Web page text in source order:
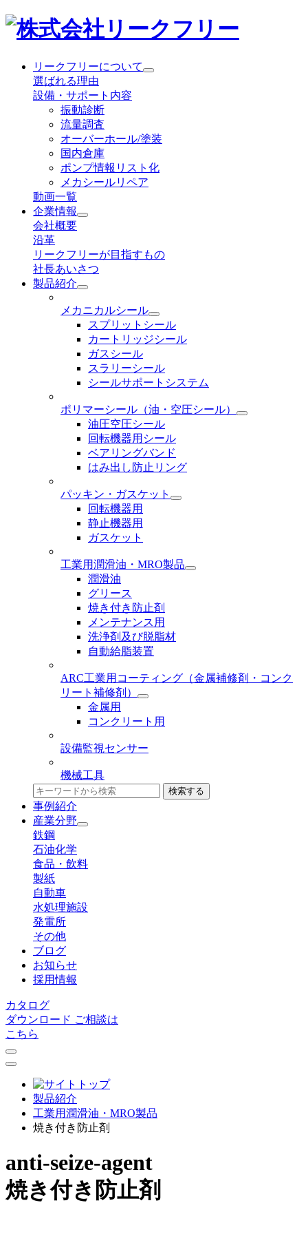
リークフリーについて
選ばれる理由
設備・サポート内容
振動診断
流量調査
オーバーホール/塗装
国内倉庫
ポンプ情報リスト化
メカシールリペア
動画一覧
企業情報
会社概要
沿革
リークフリーが目指すもの
社長あいさつ
製品紹介
メカニカルシール
スプリットシール
カートリッジシール
ガスシール
スラリーシール
シールサポートシステム
ポリマーシール （油・空圧シール）
油圧空圧シール
回転機器用シール
ベアリングバンド
はみ出し防止リング
パッキン・ガスケット
回転機器用
静止機器用
ガスケット
工業用潤滑油・MRO製品
潤滑油
グリース
焼き付き防止剤
メンテナンス用
洗浄剤及び脱脂材
自動給脂装置
ARC工業用コーティング （金属補修剤・コンク
リート補修剤）
金属用
コンクリート用
設備監視センサー
機械工具
検索する
事例紹介
産業分野
鉄鋼
石油化学
食品・飲料
製紙
自動車
水処理施設
発電所
その他
ブログ
お知らせ
採用情報
カタログ
ダウンロード ご相談は
こちら
製品紹介
⼯業⽤潤滑油・MRO製品
焼き付き防止剤
anti-seize-agent
焼き付き防止剤